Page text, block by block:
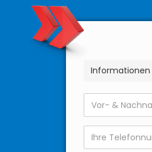
Informationen